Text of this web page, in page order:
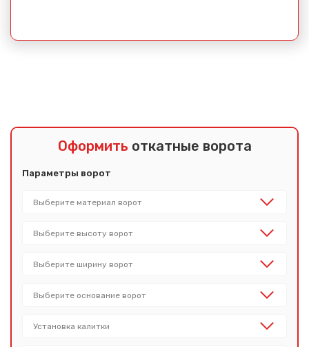
Оформить откатные ворота
Параметры ворот